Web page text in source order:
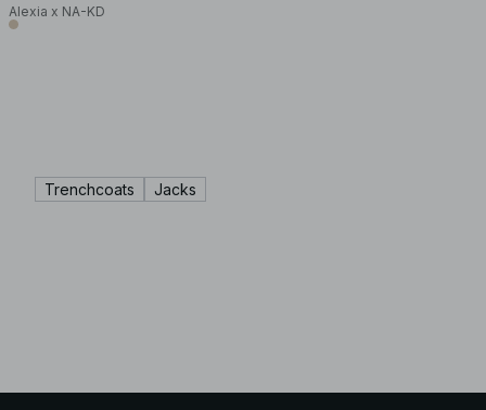
Alexia x NA-KD
Trenchcoats Jacks